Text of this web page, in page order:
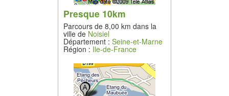
Presque 10km
Parcours de 8,00 km dans la
ville de Noisiel
Département : Seine-et-Marne
Région : Ile-de-France